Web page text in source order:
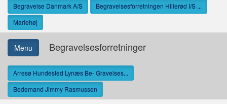
Begravelse Danmark A/S
Begravelsesforretningen Hillerød I/S ...
Mariehøj
Menu Begravelsesforretninger
Arresø Hundested Lynæs Be- Gravelses...
Bedemand Jimmy Rasmussen